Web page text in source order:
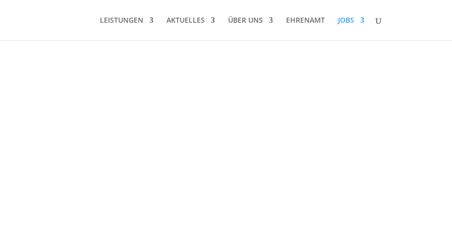
LEISTUNGEN
AKTUELLES ÜBER UNS EHRENAMT JOBS